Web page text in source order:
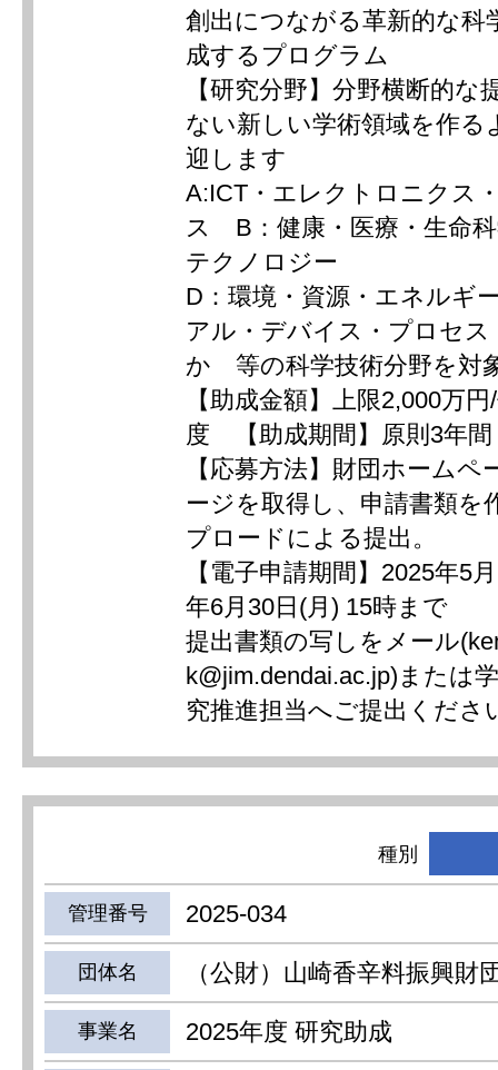
創出につながる革新的な科
成するプログラム
【研究分野】分野横断的な
ない新しい学術領域を作る
迎します
A:ICT・エレクトロニクス
ス B：健康・医療・生命
テクノロジー
D：環境・資源・エネル
アル・デバイス・プロセ
か 等の科学技術分野を対
【助成金額】上限2,000万
度 【助成期間】原則3年間
【応募方法】財団ホーム
ージを取得し、申請書類を
プロードによる提出。
【電子申請期間】2025年5
年6月30日(月) 15時まで
提出書類の写しをメール
k@jim.dendai.ac.jp)または
究推進担当へご提出くださ
管理番号 2025-034
種別
団体名 （公財）山崎香辛料振興財
事業名 2025年度 研究助成